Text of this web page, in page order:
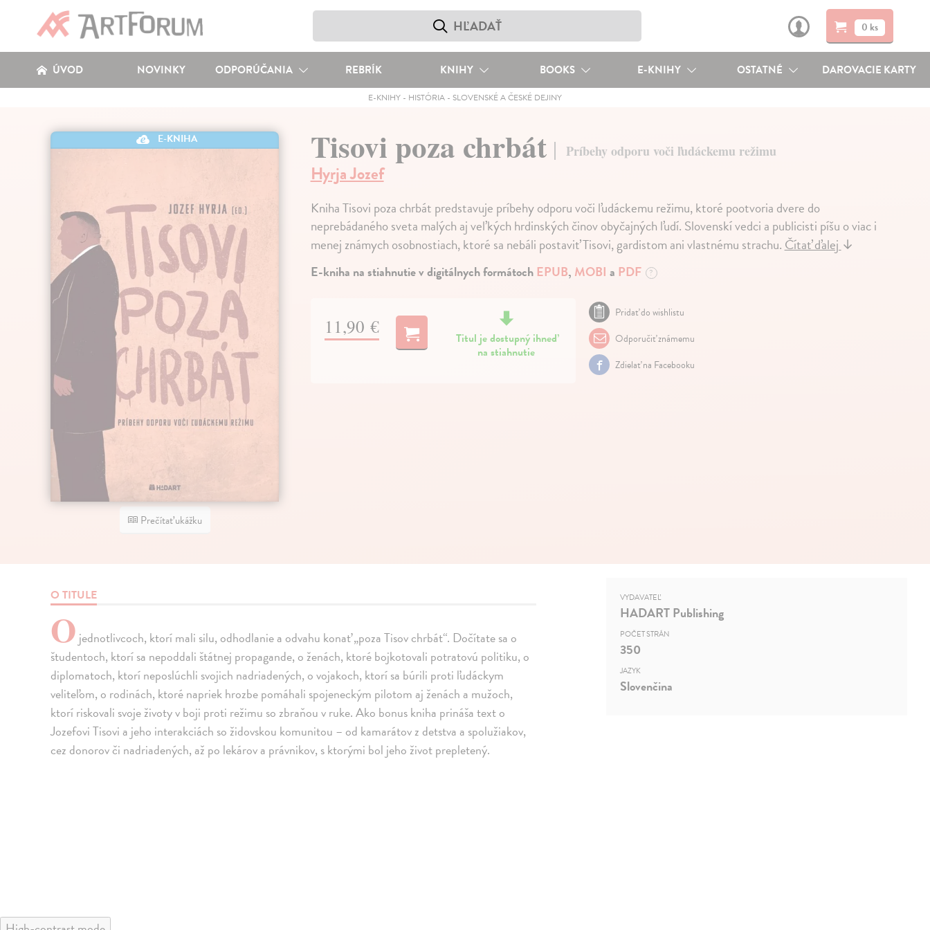
0 ks
ÚVOD NOVINKY ODPORÚČANIA REBRÍK KNIHY BOOKS E-KNIHY OSTATNÉ DAROVACIE KARTY
E-KNIHY- HISTÓRIA- SLOVENSKÉ A ČESKÉ DEJINY
E-KNIHA
Prečítať ukážku
Tisovi poza chrbát Príbehy odporu voči ľudáckemu režimu
Hyrja Jozef
Kniha Tisovi poza chrbát predstavuje príbehy odporu voči ľudáckemu režimu, ktoré pootvoria dvere do
neprebádaného sveta malých aj veľkých hrdinských činov obyčajných ľudí. Slovenskí vedci a publicisti píšu o viac i
menej známych osobnostiach, ktoré sa nebáli postaviť Tisovi, gardistom ani vlastnému strachu.Čítať ďalej↓
E-kniha na stiahnutie v digitálnych formátochEPUB, MOBI a PDF ?
11,90 €
Titul je dostupný ihneď
na stiahnutie
Pridať do wishlistu
Odporučiť známemu
Zdielať na Facebooku
O TITULE
O jednotlivcoch, ktorí mali silu, odhodlanie a odvahu konať „poza Tisov chrbát“. Dočítate sa o
študentoch, ktorí sa nepoddali štátnej propagande, o ženách, ktoré bojkotovali potratovú politiku, o
diplomatoch, ktorí neposlúchli svojich nadriadených, o vojakoch, ktorí sa búrili proti ľudáckym
veliteľom, o rodinách, ktoré napriek hrozbe pomáhali spojeneckým pilotom aj ženách a mužoch,
ktorí riskovali svoje životy v boji proti režimu so zbraňou v ruke. Ako bonus kniha prináša text o
Jozefovi Tisovi a jeho interakciách so židovskou komunitou – od kamarátov z detstva a spolužiakov,
cez donorov či nadriadených, až po lekárov a právnikov, s ktorými bol jeho život prepletený.
VYDAVATEĽ
HADART Publishing
POČET STRÁN
350
JAZYK
Slovenčina